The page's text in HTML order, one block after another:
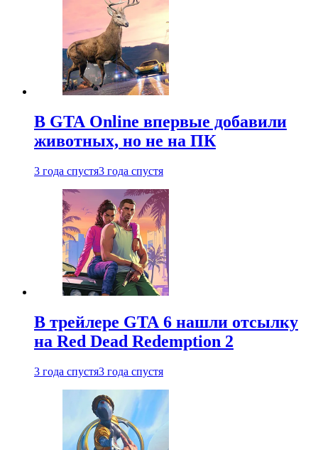
В GTA Online впервые добавили
животных, но не на ПК
3 года спустя3 года спустя
В трейлере GTA 6 нашли отсылку
на Red Dead Redemption 2
3 года спустя3 года спустя